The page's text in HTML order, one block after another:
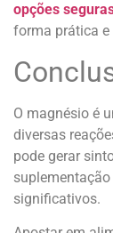
opções
forma prática e
O magnésio é
diversas
pode gerar
significativos.